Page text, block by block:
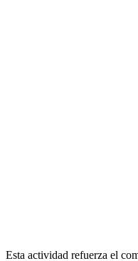
Esta actividad refuerza el